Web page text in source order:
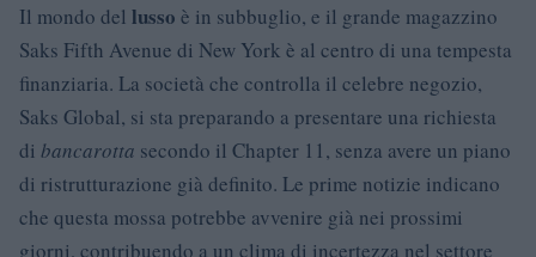
Il mondo del lusso è in subbuglio, e il grande magazzino
Saks Fifth Avenue di New York è al centro di una tempesta
finanziaria. La società che controlla il celebre negozio,
Saks Global, si sta preparando a presentare una richiesta
di bancarotta secondo il Chapter 11, senza avere un piano
di ristrutturazione già definito. Le prime notizie indicano
che questa mossa potrebbe avvenire già nei prossimi
giorni, contribuendo a un clima di incertezza nel settore